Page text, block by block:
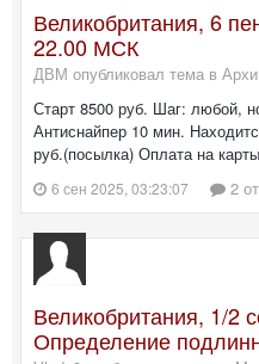
Великобритания, 6
22.00 МСК
ДВМ опубликовал тема в
Старт 8500 руб. Шаг: любой,
Антиснайпер 10 мин.
руб.(посылка) Оплата на
6 сен 2025, 03:23:07 2
Великобритания, 1/2
Определение